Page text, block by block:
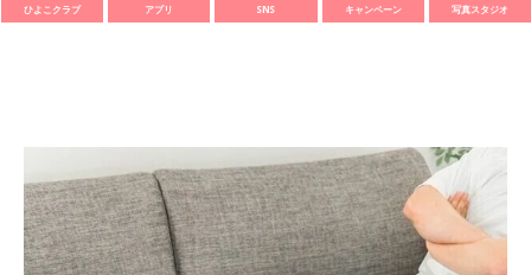
ひよこクラブ アプリ SNS キャンペーン 写真スタジオ